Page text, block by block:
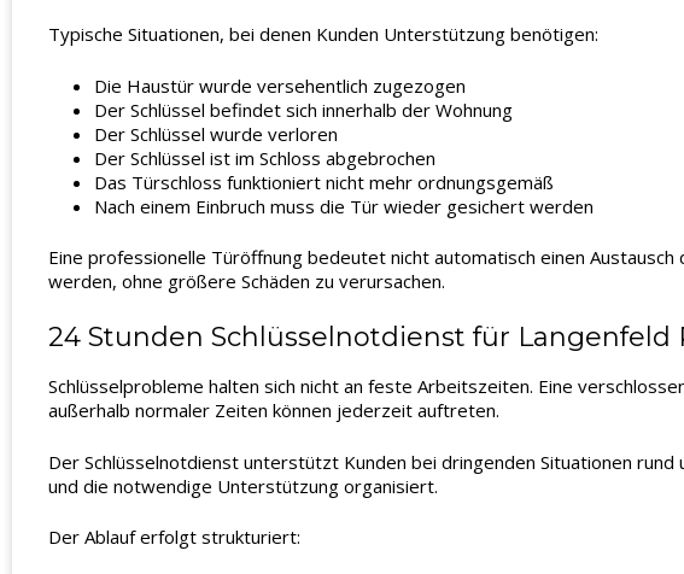
Typische Situationen, bei denen Kunden Unterstützung benötigen:
Die Haustür wurde versehentlich zugezogen
Der Schlüssel befindet sich innerhalb der Wohnung
Der Schlüssel wurde verloren
Der Schlüssel ist im Schloss abgebrochen
Das Türschloss funktioniert nicht mehr ordnungsgemäß
Nach einem Einbruch muss die Tür wieder gesichert werden
Eine professionelle Türöffnung bedeutet nicht automatisch einen
werden, ohne größere Schäden zu verursachen.
24 Stunden Schlüsselnotdienst für Langenfeld
Schlüsselprobleme halten sich nicht an feste Arbeitszeiten. Eine
außerhalb normaler Zeiten können jederzeit auftreten.
Der Schlüsselnotdienst unterstützt Kunden bei dringenden Situationen
und die notwendige Unterstützung organisiert.
Der Ablauf erfolgt strukturiert: